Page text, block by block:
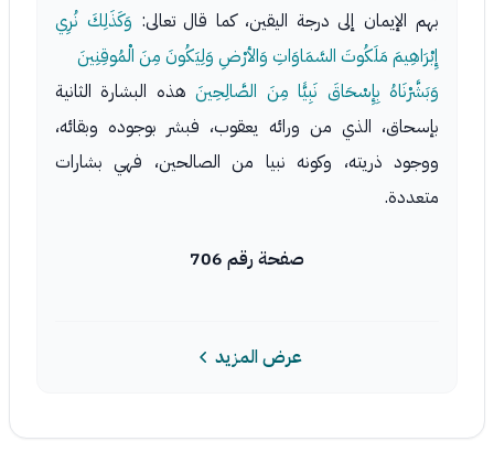
بهم الإيمان إلى درجة اليقين، كما قال تعالى: وَكَذَلِكَ نُرِي
إِبْرَاهِيمَ مَلَكُوتَ السَّمَاوَاتِ وَالأرْضِ وَلِيَكُونَ مِنَ الْمُوقِنِينَ
وَبَشَّرْنَاهُ بِإِسْحَاقَ نَبِيًّا مِنَ الصَّالِحِينَهذه البشارة الثانية
بإسحاق، الذي من ورائه يعقوب، فبشر بوجوده وبقائه،
ووجود ذريته، وكونه نبيا من الصالحين، فهي بشارات
متعددة.
صفحة رقم 706
عرض المزيد